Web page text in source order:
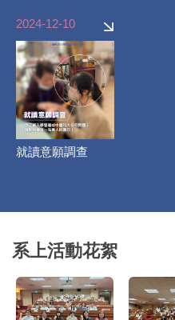
2024-12-10
就讀意願調查
系上活動花絮